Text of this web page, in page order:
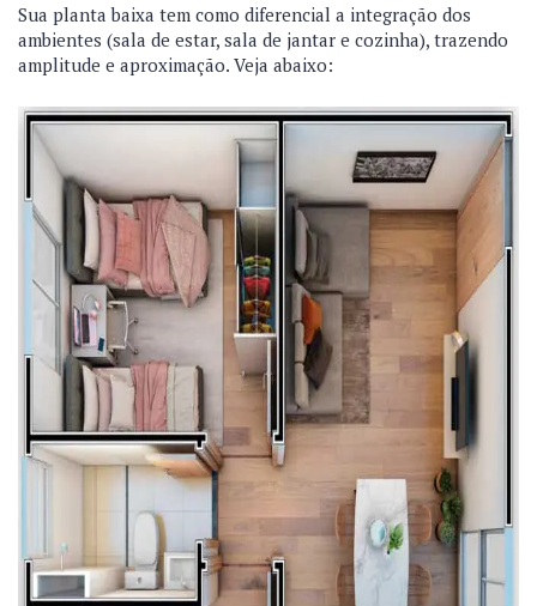
Sua planta baixa tem como diferencial a integração dos
ambientes (sala de estar, sala de jantar e cozinha), trazendo
amplitude e aproximação. Veja abaixo: